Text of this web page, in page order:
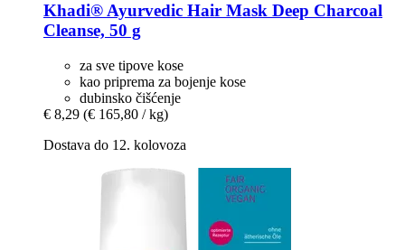
Khadi®Ayurvedic Hair Mask Deep Charcoal
Cleanse, 50 g
za sve tipove kose
kao priprema za bojenje kose
dubinsko čišćenje
€ 8,29 (€ 165,80 / kg)
Dostava do 12. kolovoza